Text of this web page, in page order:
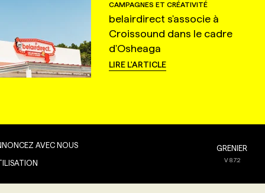
CAMPAGNES ET CRÉATIVITÉ
belairdirect s'associe à
Croissound dans le cadre
d'Osheaga
LIRE L'ARTICLE
AVEC NOUS GRENIER
V8.7.2